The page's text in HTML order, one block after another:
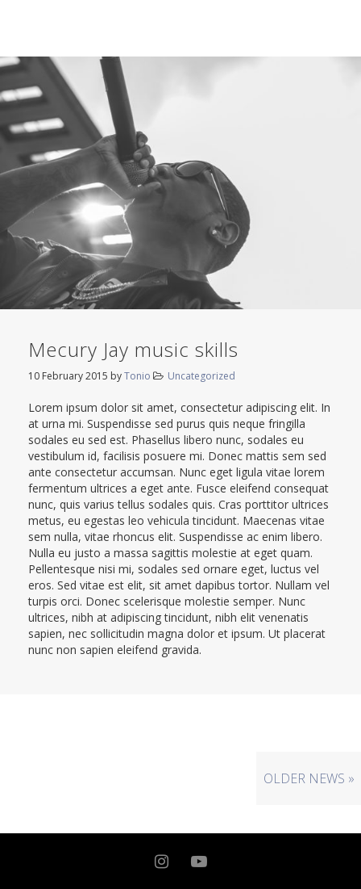
Mecury Jay music skills
10 February 2015 byTonio Uncategorized
Lorem ipsum dolor sit amet, consectetur adipiscing elit. In
at urna mi. Suspendisse sed purus quis neque fringilla
sodales eu sed est. Phasellus libero nunc, sodales eu
vestibulum id, facilisis posuere mi. Donec mattis sem sed
ante consectetur accumsan. Nunc eget ligula vitae lorem
fermentum ultrices a eget ante. Fusce eleifend consequat
nunc, quis varius tellus sodales quis. Cras porttitor ultrices
metus, eu egestas leo vehicula tincidunt. Maecenas vitae
sem nulla, vitae rhoncus elit. Suspendisse ac enim libero.
Nulla eu justo a massa sagittis molestie at eget quam.
Pellentesque nisi mi, sodales sed ornare eget, luctus vel
eros. Sed vitae est elit, sit amet dapibus tortor. Nullam vel
turpis orci. Donec scelerisque molestie semper. Nunc
ultrices, nibh at adipiscing tincidunt, nibh elit venenatis
sapien, nec sollicitudin magna dolor et ipsum. Ut placerat
nunc non sapien eleifend gravida.
OLDER NEWS »